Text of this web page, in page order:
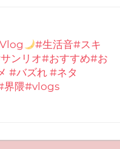
#生活音#スキ
ンリオ#おすすめ#お
#バズれ #ネタ
界隈#vlogs